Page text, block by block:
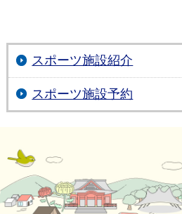
スポーツ施設紹介
スポーツ施設予約